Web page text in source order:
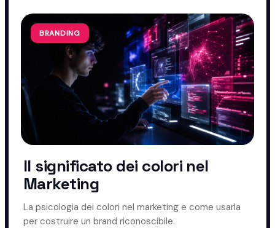
BRANDING
Il significato dei colori nel
Marketing
La psicologia dei colori nel marketing e come usarla
per costruire un brand riconoscibile.